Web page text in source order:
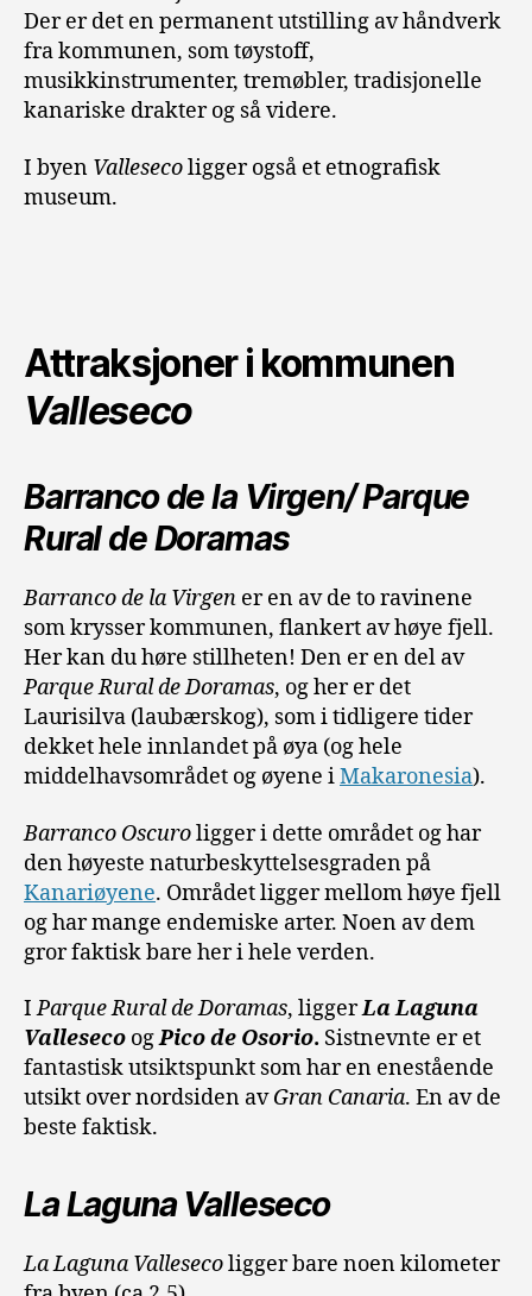
Der er det en permanent utstilling av håndverk
fra kommunen, som tøystoff,
musikkinstrumenter, tremøbler, tradisjonelle
kanariske drakter og så videre.
I byen Vallesecoligger også et etnografisk
museum.
Attraksjoner i kommunen
Valleseco
Barranco de la Virgen/ Parque
Rural de Doramas
Barranco de la Virgen er en av de to ravinene
som krysser kommunen, flankert av høye fjell.
Her kan du høre stillheten! Den er en del av
Parque Rural de Doramas, og her er det
Laurisilva (laubærskog), som i tidligere tider
dekket hele innlandet på øya (og hele
middelhavsområdet og øyene iMakaronesia).
Barranco Oscuroligger i dette området og har
den høyeste naturbeskyttelsesgraden på
Kanariøyene. Området ligger mellom høye fjell
og har mange endemiske arter. Noen av dem
gror faktisk bare her i hele verden.
IParque Rural de Doramas, liggerLa Laguna
Valleseco ogPico de Osorio. Sistnevnte er et
fantastisk utsiktspunkt som har en enestående
utsikt over nordsiden avGran Canaria. En av de
beste faktisk.
La Laguna Valleseco
La Laguna Vallesecoligger bare noen kilometer